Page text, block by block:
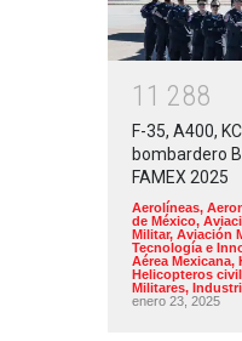
1 1 288
F-35, A400,
bombardero
FAMEX 2025
Aerolíneas,
de México,
Militar, Aviación
Tecnología e
Aérea Mexicana,
Helicopteros
Militares,
enero 23, 2025